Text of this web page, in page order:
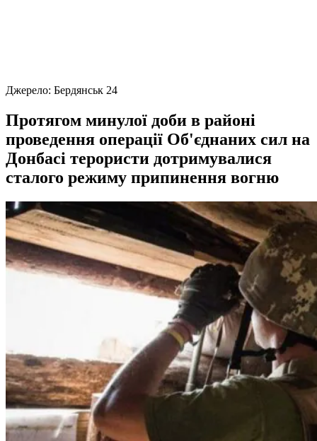
Джерело: Бердянськ 24
Протягом минулої доби в районі
проведення операції Об'єднаних сил на
Донбасі терористи дотримувалися
сталого режиму припинення вогню